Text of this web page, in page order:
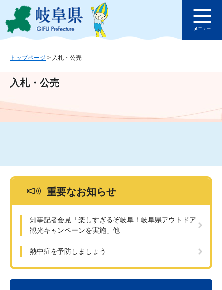
ジ
ュ
文
このページの本文へ
ュ
トップページ > 入札・公売
入札・公売
重要なお知らせ
知事記者会見「楽しすぎるぞ岐阜！岐阜県アウトドア
観光キャンペーンを実施」他
熱中症を予防しましょう